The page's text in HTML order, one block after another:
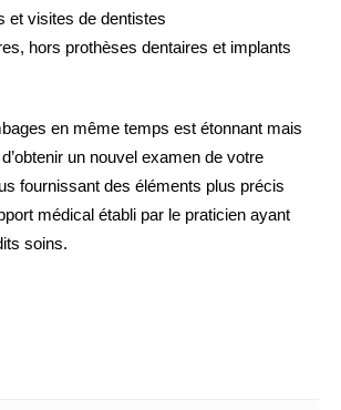
et visites de dentistes
hors prothèses dentaires et implants
en même temps est étonnant mais
un nouvel examen de votre
fournissant des éléments plus précis
médical établi par le praticien ayant
soins.